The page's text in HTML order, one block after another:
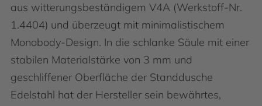
aus witterungsbeständigem V4A (Werkstoff-Nr.
1.4404) und überzeugt mit minimalistischem
Monobody-Design. In die schlanke Säule mit einer
stabilen Materialstärke von 3 mm und
geschliffener Oberfläche der Standdusche
Edelstahl hat der Hersteller sein bewährtes,